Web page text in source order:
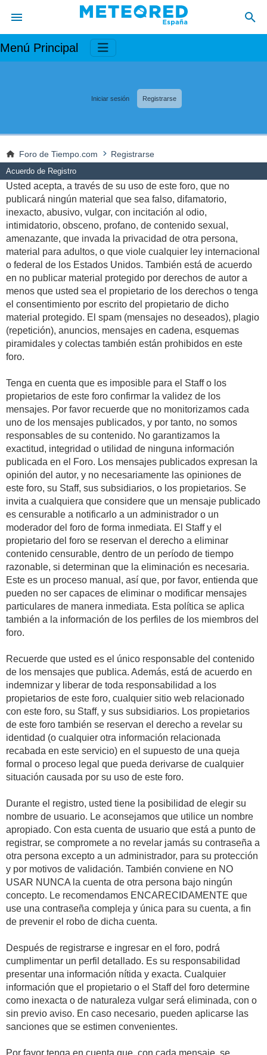
Menú Principal
Iniciar sesión Registrarse
Foro de Tiempo.com Registrarse
Acuerdo de Registro
Usted acepta, a través de su uso de este foro, que no
publicará ningún material que sea falso, difamatorio,
inexacto, abusivo, vulgar, con incitación al odio,
intimidatorio, obsceno, profano, de contenido sexual,
amenazante, que invada la privacidad de otra persona,
material para adultos, o que viole cualquier ley internacional
o federal de los Estados Unidos. También está de acuerdo
en no publicar material protegido por derechos de autor a
menos que usted sea el propietario de los derechos o tenga
el consentimiento por escrito del propietario de dicho
material protegido. El spam (mensajes no deseados), plagio
(repetición), anuncios, mensajes en cadena, esquemas
piramidales y colectas también están prohibidos en este
foro.
Tenga en cuenta que es imposible para el Staff o los
propietarios de este foro confirmar la validez de los
mensajes. Por favor recuerde que no monitorizamos cada
uno de los mensajes publicados, y por tanto, no somos
responsables de su contenido. No garantizamos la
exactitud, integridad o utilidad de ninguna información
publicada en el Foro. Los mensajes publicados expresan la
opinión del autor, y no necesariamente las opiniones de
este foro, su Staff, sus subsidiarios, o los propietarios. Se
invita a cualquiera que considere que un mensaje publicado
es censurable a notificarlo a un administrador o un
moderador del foro de forma inmediata. El Staff y el
propietario del foro se reservan el derecho a eliminar
contenido censurable, dentro de un período de tiempo
razonable, si determinan que la eliminación es necesaria.
Este es un proceso manual, así que, por favor, entienda que
pueden no ser capaces de eliminar o modificar mensajes
particulares de manera inmediata. Esta política se aplica
también a la información de los perfiles de los miembros del
foro.
Recuerde que usted es el único responsable del contenido
de los mensajes que publica. Además, está de acuerdo en
indemnizar y liberar de toda responsabilidad a los
propietarios de este foro, cualquier sitio web relacionado
con este foro, su Staff, y sus subsidiarios. Los propietarios
de este foro también se reservan el derecho a revelar su
identidad (o cualquier otra información relacionada
recabada en este servicio) en el supuesto de una queja
formal o proceso legal que pueda derivarse de cualquier
situación causada por su uso de este foro.
Durante el registro, usted tiene la posibilidad de elegir su
nombre de usuario. Le aconsejamos que utilice un nombre
apropiado. Con esta cuenta de usuario que está a punto de
registrar, se compromete a no revelar jamás su contraseña a
otra persona excepto a un administrador, para su protección
y por motivos de validación. También conviene en NO
USAR NUNCA la cuenta de otra persona bajo ningún
concepto. Le recomendamos ENCARECIDAMENTE que
use una contraseña compleja y única para su cuenta, a fin
de prevenir el robo de dicha cuenta.
Después de registrarse e ingresar en el foro, podrá
cumplimentar un perfil detallado. Es su responsabilidad
presentar una información nítida y exacta. Cualquier
información que el propietario o el Staff del foro determine
como inexacta o de naturaleza vulgar será eliminada, con o
sin previo aviso. En caso necesario, pueden aplicarse las
sanciones que se estimen convenientes.